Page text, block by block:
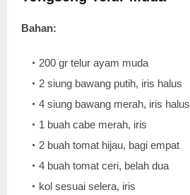
Bahan:
200 gr telur ayam muda
2 siung bawang putih, iris halus
4 siung bawang merah, iris halus
1 buah cabe merah, iris
2 buah tomat hijau, bagi empat
4 buah tomat ceri, belah dua
kol sesuai selera, iris